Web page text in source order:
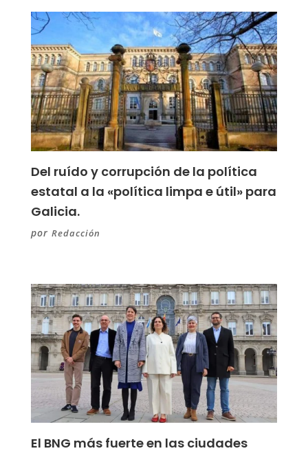
Del ruído y corrupción de la política
estatal a la «política limpa e útil» para
Galicia.
por Redacción
El BNG más fuerte en las ciudades